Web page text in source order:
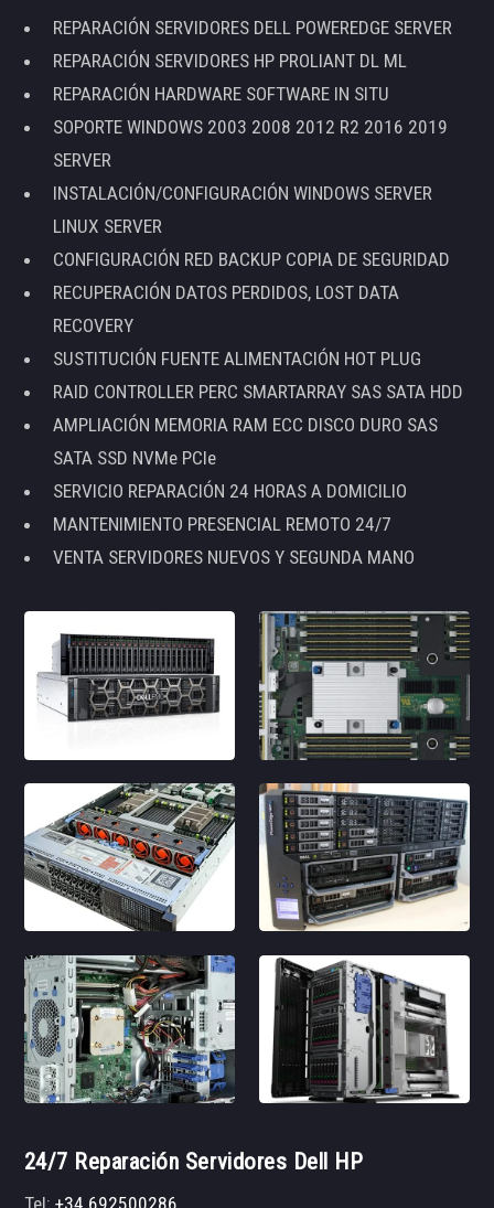
REPARACIÓN SERVIDORES DELL POWEREDGE SERVER
REPARACIÓN SERVIDORES HP PROLIANT DL ML
REPARACIÓN HARDWARE SOFTWARE IN SITU
SOPORTE WINDOWS 2003 2008 2012 R2 2016 2019
SERVER
INSTALACIÓN/CONFIGURACIÓN WINDOWS SERVER
LINUX SERVER
CONFIGURACIÓN RED BACKUP COPIA DE SEGURIDAD
RECUPERACIÓN DATOS PERDIDOS, LOST DATA
RECOVERY
SUSTITUCIÓN FUENTE ALIMENTACIÓN HOT PLUG
RAID CONTROLLER PERC SMARTARRAY SAS SATA HDD
AMPLIACIÓN MEMORIA RAM ECC DISCO DURO SAS
SATA SSD NVMe PCIe
SERVICIO REPARACIÓN 24 HORAS A DOMICILIO
MANTENIMIENTO PRESENCIAL REMOTO 24/7
VENTA SERVIDORES NUEVOS Y SEGUNDA MANO
24/7 Reparación Servidores Dell HP
Tel:+34 692500286